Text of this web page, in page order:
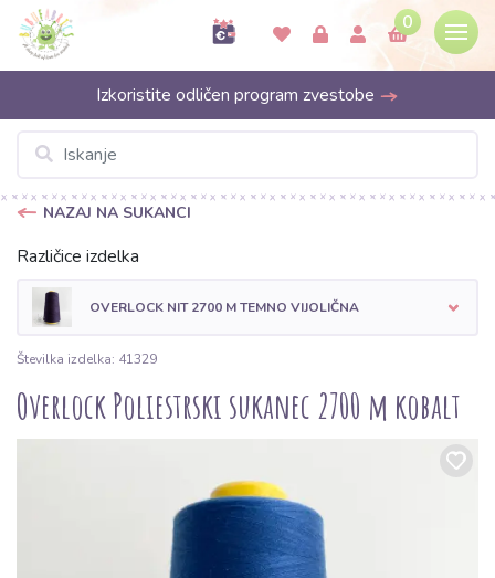
0
Izkoristite odličen program zvestobe
NAZAJ NA SUKANCI
Različice izdelka
OVERLOCK NIT 2700 M TEMNO VIJOLIČNA
Številka izdelka: 41329
Overlock Poliestrski sukanec 2700 m kobalt